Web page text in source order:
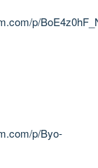
p/
p/Byo-